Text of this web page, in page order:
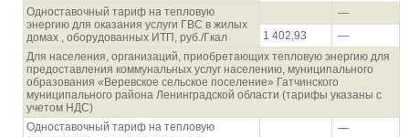
Одноставочный тариф на тепловую
энергию для оказания услуги ГВС в жилых
домах , оборудованных ИТП, руб./Гкал
—
1 402,93
—
Для населения, организаций, приобретающих тепловую энергию для
предоставления коммунальных услуг населению, муниципального
образования «Веревское сельское поселение» Гатчинского
муниципального района Ленинградской области (тарифы указаны с
учетом НДС)
Одноставочный тариф на тепловую
—